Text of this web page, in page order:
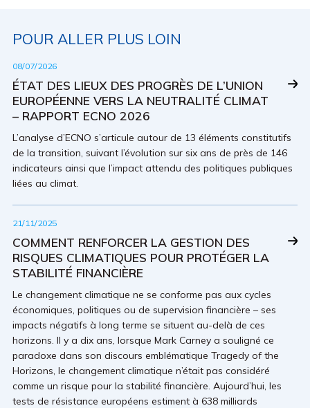
POUR ALLER PLUS LOIN
08/07/2026
ÉTAT DES LIEUX DES PROGRÈS DE L’UNION
EUROPÉENNE VERS LA NEUTRALITÉ CLIMAT
– RAPPORT ECNO 2026
L’analyse d’ECNO s’articule autour de 13 éléments constitutifs
de la transition, suivant l’évolution sur six ans de près de 146
indicateurs ainsi que l’impact attendu des politiques publiques
liées au climat.
21/11/2025
COMMENT RENFORCER LA GESTION DES
RISQUES CLIMATIQUES POUR PROTÉGER LA
STABILITÉ FINANCIÈRE
Le changement climatique ne se conforme pas aux cycles
économiques, politiques ou de supervision financière – ses
impacts négatifs à long terme se situent au-delà de ces
horizons. Il y a dix ans, lorsque Mark Carney a souligné ce
paradoxe dans son discours emblématique Tragedy of the
Horizons, le changement climatique n’était pas considéré
comme un risque pour la stabilité financière. Aujourd’hui, les
tests de résistance européens estiment à 638 milliards